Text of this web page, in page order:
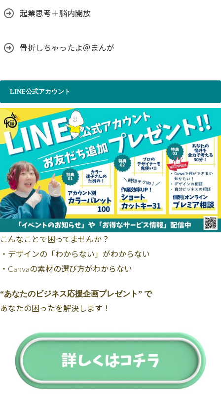
起業思考＋脳内開放
骨折しちゃったよ＠まんが
LINE公式アカウント
こんなことで困ってませんか？
・デザインの「わからない」がわからない
・Canvaの素材の選び方がわからない
“あなたのビジネス応援企画プレゼント” で
あなたの困ったを解決します！